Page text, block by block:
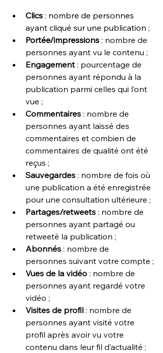
Clics : nombre de personnes
ayant cliqué sur une publication ;
Portée/impressions : nombre de
personnes ayant vu le contenu ;
Engagement : pourcentage de
personnes ayant répondu à la
publication parmi celles qui l’ont
vue ;
Commentaires : nombre de
personnes ayant laissé des
commentaires et combien de
commentaires de qualité ont été
reçus ;
Sauvegardes : nombre de fois où
une publication a été enregistrée
pour une consultation ultérieure ;
Partages/retweets : nombre de
personnes ayant partagé ou
retweeté la publication ;
Abonnés : nombre de
personnes suivant votre compte ;
Vues de la vidéo : nombre de
personnes ayant regardé votre
vidéo ;
Visites de profil : nombre de
personnes ayant visité votre
profil après avoir vu votre
contenu dans leur fil d’actualité ;